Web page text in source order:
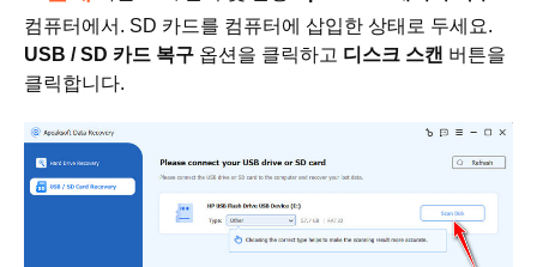
컴퓨터에서. SD 카드를 컴퓨터에 삽입한 상태로 두세요.
USB / SD 카드 복구 옵션을 클릭하고 디스크 스캔 버튼을
클릭합니다.